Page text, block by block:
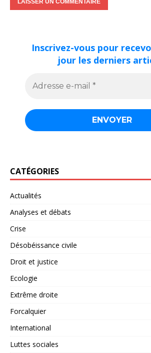
Inscrivez-vous pour
jour les derniers
CATÉGORIES
Actualités
Analyses et débats
Crise
Désobéissance civile
Droit et justice
Ecologie
Extrême droite
Forcalquier
International
Luttes sociales